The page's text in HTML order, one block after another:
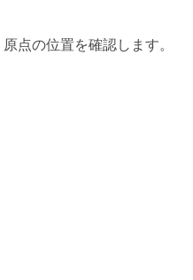
点の位置を確認します。